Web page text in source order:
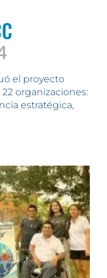
el proyecto
organizaciones:
estratégica,